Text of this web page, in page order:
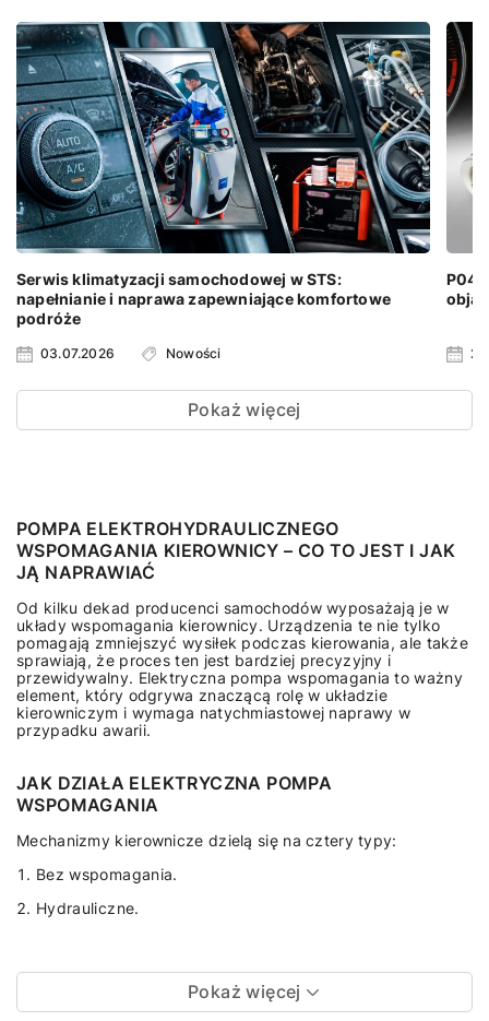
Serwis klimatyzacji samochodowej w STS:
napełnianie i naprawa zapewniające komfortowe
podróże
03.07.2026 Nowości
Pokaż więcej
POMPA ELEKTROHYDRAULICZNEGO
WSPOMAGANIA KIEROWNICY – CO TO JEST I JAK
JĄ NAPRAWIAĆ
Od kilku dekad producenci samochodów wyposażają je w
układy wspomagania kierownicy. Urządzenia te nie tylko
pomagają zmniejszyć wysiłek podczas kierowania, ale także
sprawiają, że proces ten jest bardziej precyzyjny i
przewidywalny. Elektryczna pompa wspomagania to ważny
element, który odgrywa znaczącą rolę w układzie
kierowniczym i wymaga natychmiastowej naprawy w
przypadku awarii.
JAK DZIAŁA ELEKTRYCZNA POMPA
WSPOMAGANIA
Mechanizmy kierownicze dzielą się na cztery typy:
Bez wspomagania.
Hydrauliczne.
Pokaż więcej